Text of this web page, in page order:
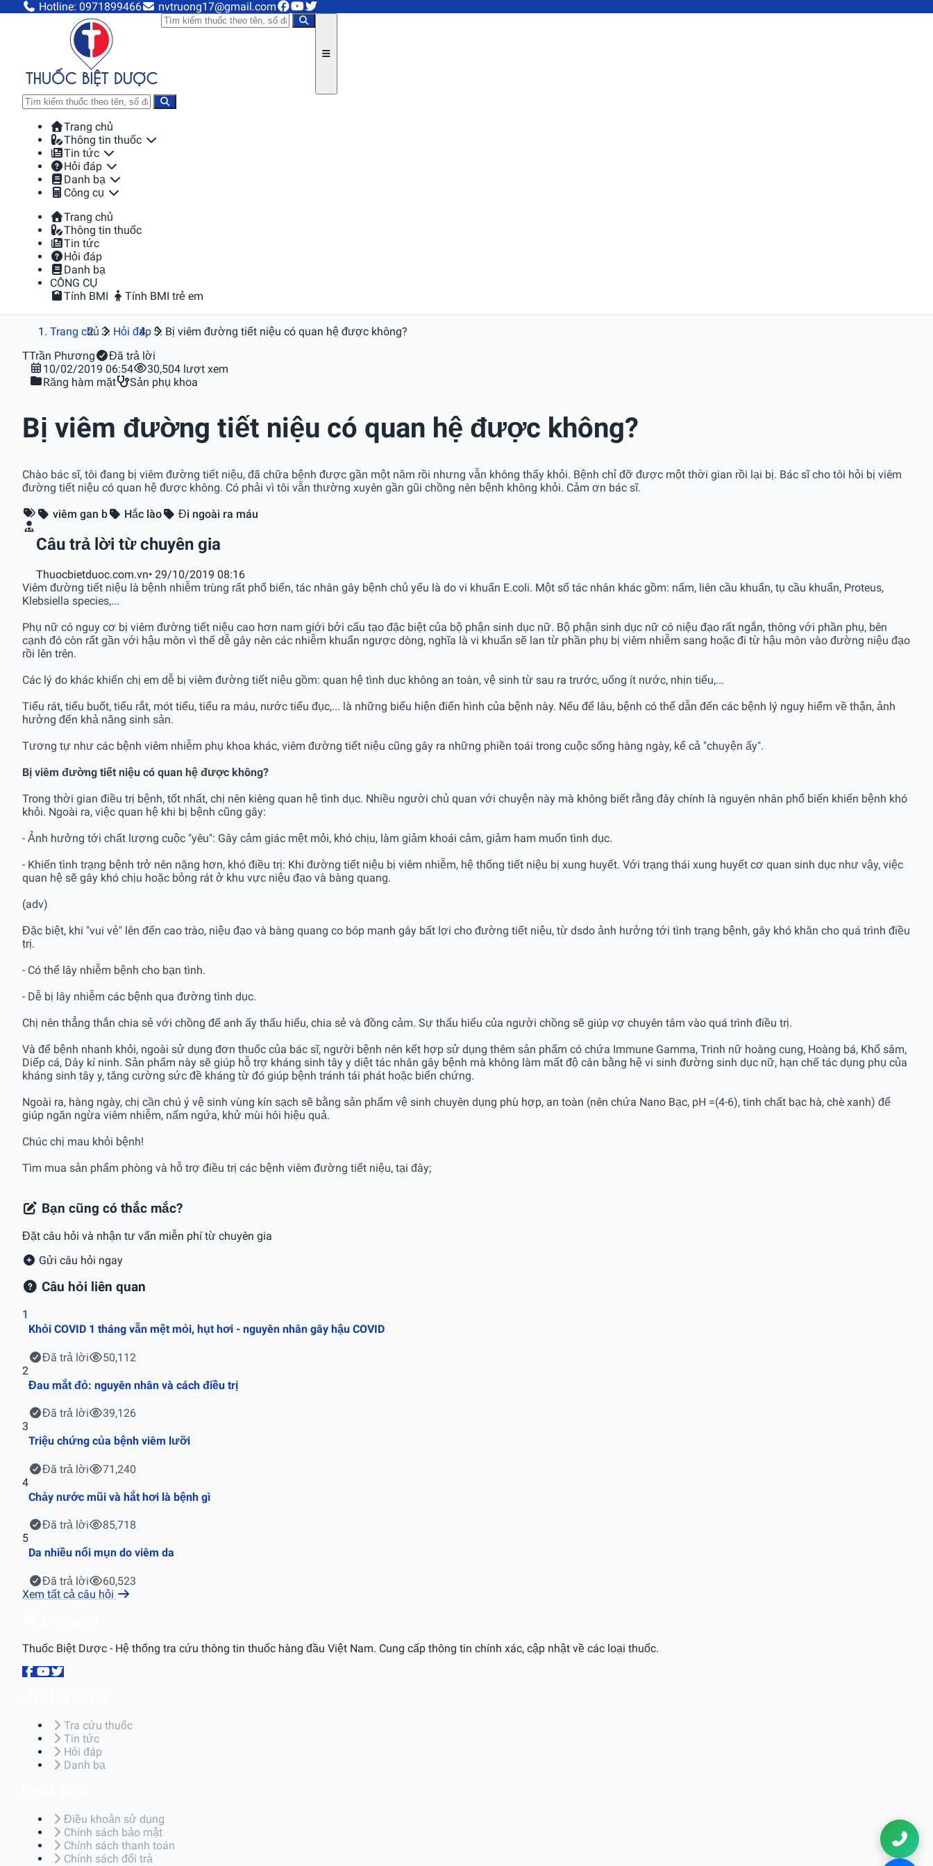
Hotline: 0971899466 nvtruong17@gmail.com
Trang chủ
Thông tin thuốc
Tin tức
Hỏi đáp
Danh bạ
Công cụ
Trang chủ
Thông tin thuốc
Tin tức
Hỏi đáp
Danh bạ
CÔNG CỤ
Tính BMI
Tính BMI trẻ em
Trang chủ Hỏi đáp
Bị viêm đường tiết niệu có quan hệ được không?
TTrần Phương
Đã trả lời
10/02/2019 06:54
30,504 lượt xem
Răng hàm mặt
Sản phụ khoa
Bị viêm đường tiết niệu có quan hệ được không?
Chào bác sĩ, tôi đang bị viêm đường tiết niệu, đã chữa bệnh được gần một năm rồi nhưng vẫn không thấy khỏi. Bệnh chỉ đỡ được một thời gian rồi lại bị. Bác sĩ cho tôi hỏi bị viêm
đường tiết niệu có quan hệ được không. Có phải vì tôi vẫn thường xuyên gần gũi chồng nên bệnh không khỏi. Cảm ơn bác sĩ.
viêm gan b
Hắc lào Đi ngoài ra máu
Câu trả lời từ chuyên gia
Thuocbietduoc.com.vn• 29/10/2019 08:16
Viêm đường tiết niệu là bệnh nhiễm trùng rất phố biến, tác nhân gây bệnh chủ yếu là do vi khuẩn E.coli. Một số tác nhân khác gồm: nấm, liên cầu khuẩn, tụ cầu khuẩn, Proteus,
Klebsiella species,...
Phụ nữ có nguy cơ bị viêm đường tiết niệu cao hơn nam giới bởi cấu tạo đặc biệt của bộ phận sinh dục nữ. Bộ phận sinh dục nữ có niệu đạo rất ngắn, thông với phần phụ, bên
cạnh đó còn rất gần với hậu môn vì thế dễ gây nên các nhiễm khuẩn ngược dòng, nghĩa là vi khuẩn sẽ lan từ phần phụ bị viêm nhiễm sang hoặc đi từ hậu môn vào đường niệu đạo
rồi lên trên.
Các lý do khác khiến chị em dễ bị viêm đường tiết niệu gồm: quan hệ tình dục không an toàn, vệ sinh từ sau ra trước, uống ít nước, nhịn tiểu,...
Tiểu rát, tiểu buốt, tiểu rắt, mót tiểu, tiểu ra máu, nước tiểu đục,... là những biểu hiện điển hình của bệnh này. Nếu để lâu, bệnh có thể dẫn đến các bệnh lý nguy hiểm về thận, ảnh
hưởng đến khả năng sinh sản.
Tương tự như các bệnh viêm nhiễm phụ khoa khác, viêm đường tiết niệu cũng gây ra những phiền toái trong cuộc sống hàng ngày, kể cả "chuyện ấy".
Bị viêm đường tiết niệu có quan hệ được không?
Trong thời gian điều trị bệnh, tốt nhất, chị nên kiêng quan hệ tình dục. Nhiều người chủ quan với chuyện này mà không biết rằng đây chính là nguyên nhân phổ biến khiến bệnh khó
khỏi. Ngoài ra, việc quan hệ khi bị bệnh cũng gây:
- Ảnh hưởng tới chất lượng cuộc "yêu": Gây cảm giác mệt mỏi, khó chịu, làm giảm khoái cảm, giảm ham muốn tình dục.
- Khiến tình trạng bệnh trở nên nặng hơn, khó điều trị: Khi đường tiết niệu bị viêm nhiễm, hệ thống tiết niệu bị xung huyết. Với trạng thái xung huyết cơ quan sinh dục như vậy, việc
quan hệ sẽ gây khó chịu hoặc bỏng rát ở khu vực niệu đạo và bàng quang.
(adv)
Đặc biệt, khi "vui vẻ" lên đến cao trào, niệu đạo và bàng quang co bóp mạnh gây bất lợi cho đường tiết niệu, từ dsdo ảnh hưởng tới tình trạng bệnh, gây khó khăn cho quá trình điều
trị.
- Có thể lây nhiễm bệnh cho bạn tình.
- Dễ bị lây nhiễm các bệnh qua đường tình dục.
Chị nên thẳng thắn chia sẻ với chồng để anh ấy thấu hiểu, chia sẻ và đồng cảm. Sự thấu hiểu của người chồng sẽ giúp vợ chuyên tâm vào quá trình điều trị.
Và để bệnh nhanh khỏi, ngoài sử dụng đơn thuốc của bác sĩ, người bệnh nên kết hợp sử dụng thêm sản phẩm có chứa Immune Gamma, Trinh nữ hoàng cung, Hoàng bá, Khổ sâm,
Diếp cá, Dây kí ninh. Sản phẩm này sẽ giúp hỗ trợ kháng sinh tây y diệt tác nhân gây bệnh mà không làm mất độ cân bằng hệ vi sinh đường sinh dục nữ, hạn chế tác dụng phụ của
kháng sinh tây y, tăng cường sức đề kháng từ đó giúp bệnh tránh tái phát hoặc biến chứng.
Ngoài ra, hàng ngày, chị cần chú ý vệ sinh vùng kín sạch sẽ bằng sản phẩm vệ sinh chuyên dụng phù hợp, an toàn (nên chứa Nano Bạc, pH =(4-6), tinh chất bạc hà, chè xanh) để
giúp ngăn ngừa viêm nhiễm, nấm ngứa, khử mùi hôi hiệu quả.
Chúc chị mau khỏi bệnh!
Tìm mua sản phẩm phòng và hỗ trợ điều trị các bệnh viêm đường tiết niệu, tại đây;
Bạn cũng có thắc mắc?
Đặt câu hỏi và nhận tư vấn miễn phí từ chuyên gia
Gửi câu hỏi ngay
Câu hỏi liên quan
1
Khỏi COVID 1 tháng vẫn mệt mỏi, hụt hơi - nguyên nhân gây hậu COVID
Đã trả lời
50,112
2
Đau mắt đỏ: nguyên nhân và cách điều trị
Đã trả lời
39,126
3
Triệu chứng của bệnh viêm lưỡi
Đã trả lời
71,240
4
Chảy nước mũi và hắt hơi là bệnh gì
Đã trả lời
85,718
5
Da nhiều nổi mụn do viêm da
Đã trả lời
60,523
Xem tất cả câu hỏi
Thuốc Biệt Dược - Hệ thống tra cứu thông tin thuốc hàng đầu Việt Nam. Cung cấp thông tin chính xác, cập nhật về các loại thuốc.
Tra cứu thuốc
Tin tức
Hỏi đáp
Danh bạ
Điều khoản sử dụng
Chính sách bảo mật
Chính sách thanh toán
Chính sách đổi trả